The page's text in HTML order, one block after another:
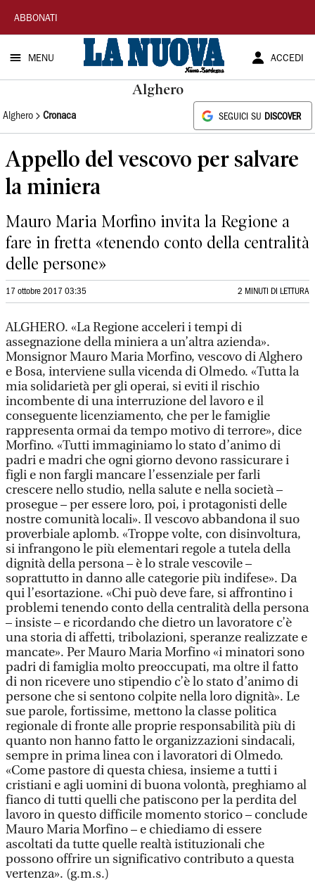
La
Nuova
Sardegna
ABBONATI
MENU ACCEDI
Alghero
Alghero Cronaca SEGUICI SU DISCOVER
Appello del vescovo per salvare
la miniera
Mauro Maria Morfino invita la Regione a
fare in fretta «tenendo conto della centralità
delle persone»
17 ottobre 2017 03:35 2 MINUTI DI LETTURA
ALGHERO. «La Regione acceleri i tempi di
assegnazione della miniera a un’altra azienda».
Monsignor Mauro Maria Morfino, vescovo di Alghero
e Bosa, interviene sulla vicenda di Olmedo. «Tutta la
mia solidarietà per gli operai, si eviti il rischio
incombente di una interruzione del lavoro e il
conseguente licenziamento, che per le famiglie
rappresenta ormai da tempo motivo di terrore», dice
Morfino. «Tutti immaginiamo lo stato d’animo di
padri e madri che ogni giorno devono rassicurare i
figli e non fargli mancare l’essenziale per farli
crescere nello studio, nella salute e nella società –
prosegue – per essere loro, poi, i protagonisti delle
nostre comunità locali». Il vescovo abbandona il suo
proverbiale aplomb. «Troppe volte, con disinvoltura,
si infrangono le più elementari regole a tutela della
dignità della persona – è lo strale vescovile –
soprattutto in danno alle categorie più indifese». Da
qui l’esortazione. «Chi può deve fare, si affrontino i
problemi tenendo conto della centralità della persona
– insiste – e ricordando che dietro un lavoratore c’è
una storia di affetti, tribolazioni, speranze realizzate e
mancate». Per Mauro Maria Morfino «i minatori sono
padri di famiglia molto preoccupati, ma oltre il fatto
di non ricevere uno stipendio c’è lo stato d’animo di
persone che si sentono colpite nella loro dignità». Le
sue parole, fortissime, mettono la classe politica
regionale di fronte alle proprie responsabilità più di
quanto non hanno fatto le organizzazioni sindacali,
sempre in prima linea con i lavoratori di Olmedo.
«Come pastore di questa chiesa, insieme a tutti i
cristiani e agli uomini di buona volontà, preghiamo al
fianco di tutti quelli che patiscono per la perdita del
lavoro in questo difficile momento storico – conclude
Mauro Maria Morfino – e chiediamo di essere
ascoltati da tutte quelle realtà istituzionali che
possono offrire un significativo contributo a questa
vertenza». (g.m.s.)